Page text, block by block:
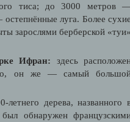
тиса; до 3000 метров
луга. Более
зарослями берберской
Ифран: здесь
он же — самый
летнего дерева, названного
обнаружен